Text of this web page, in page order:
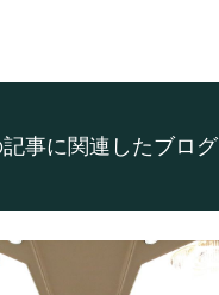
記事に関連したブログ